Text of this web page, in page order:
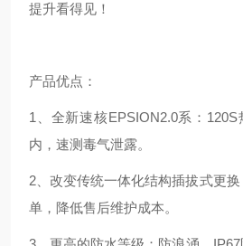
提升看得见！
产品优点：
1、全新速核EPSION2.0系：
内，速测毒气泄露。
2、改变传统一体化结构插拔式更
单，降低售后维护成本。